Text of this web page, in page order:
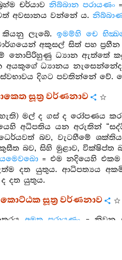
චර්යාව නිබ්බාන පරායණං
අවසානය වන්නේ ය.
කියනු ලැබේ.ඉමම්හි චෙ
අකුසල් සිත් පහ
නොපිරිහුණු ධ්‍යාන ඇත්තේ
ධ්‍යානය
දිගට පවතින්නේ වේ.
සූත්‍ර වර්ණනාව
මල් ද ගස් ද රෝපණය
අධිපතිය යන අරුතින්
බව, වැටහීමේ
බව, සිහි මුළාව, වික්ෂිප්ත
= එම නදියෙහි එකම
දත යුතුය. ආධිපත්‍යය
දත යුතුය.
කොට්ඨක සූත්‍ර වර්ණනාව
අමත පරායණං = නිවන